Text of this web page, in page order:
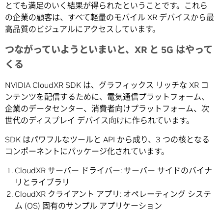
とても満足のいく結果が得られたということです。これら
の企業の顧客は、すべて軽量のモバイル XR デバイスから最
高品質のビジュアルにアクセスしています。
つながっていようといまいと、XR と 5G はやって
くる
NVIDIA CloudXR SDK は、グラフィックス リッチな XR コ
ンテンツを配信するために、電気通信プラットフォーム、
企業のデータセンター、消費者向けプラットフォーム、次
世代のディスプレイ デバイス向けに作られています。
SDK はパワフルなツールと API から成り、3 つの核となる
コンポーネントにパッケージ化されています。
CloudXR サーバー ドライバー: サーバー サイドのバイナ
リとライブラリ
CloudXR クライアント アプリ: オペレーティング システ
ム (OS) 固有のサンプル アプリケーション